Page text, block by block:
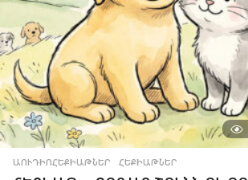
ԱՈՒԴԻՈՀԵՔԻԱԹՆԵՐ ,ՀԵՔԻԱԹՆԵՐ